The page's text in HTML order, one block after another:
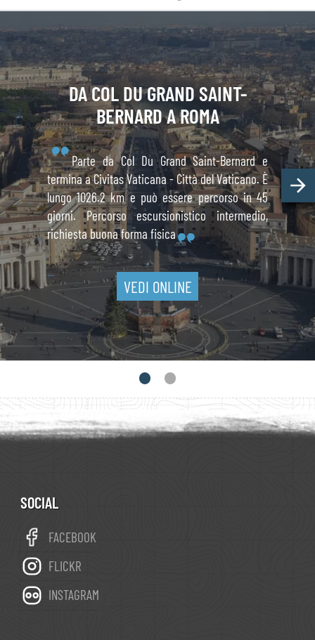
DA COL DU GRANDSAINT-
BERNARDA ROMA
Parte da Col Du Grand Saint-Bernard e
termina a Civitas Vaticana - Città del Vaticano. È
lungo 1026.2 km e può essere percorso in 45
giorni. Percorso escursionistico intermedio,
richiesta buona forma fisica
VEDI ONLINE
SOCIAL
FACEBOOK
FLICKR
INSTAGRAM